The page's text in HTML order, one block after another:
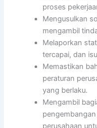
proses
Mengusulkan
mengambil
Melaporkan
tercapai, dan
Memastikan
peraturan
yang berlaku.
Mengambil
perusahaan